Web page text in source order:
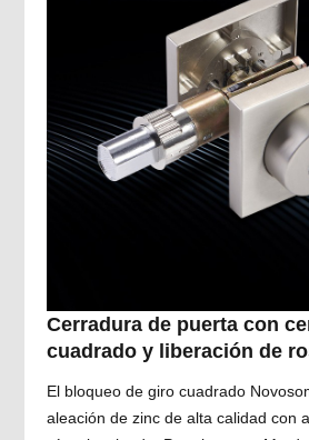
Cerradura de puerta con
cuadrado y liberación de
El bloqueo de giro cuadrado
aleación de zinc de alta calidad con